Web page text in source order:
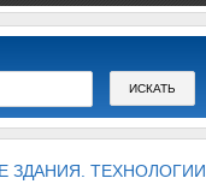
ЗДАНИЯ. ТЕХНОЛОГИИ
АВОК